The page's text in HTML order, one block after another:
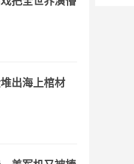
出海上棺材